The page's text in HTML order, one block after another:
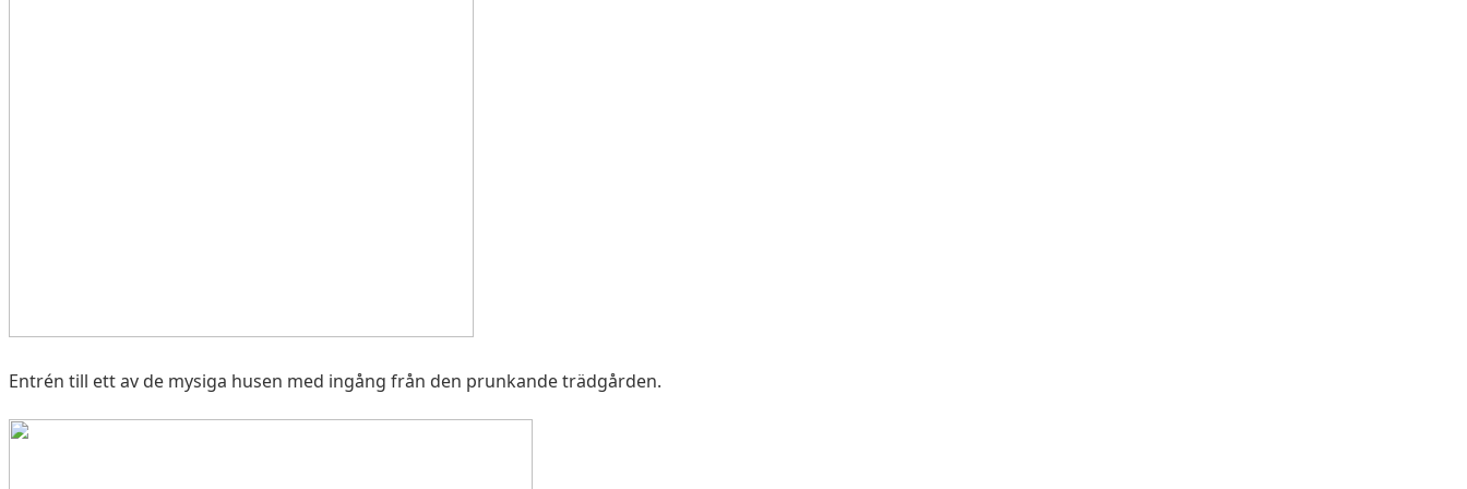
Entrén till ett av de mysiga husen med ingång från den prunkande trädgården.